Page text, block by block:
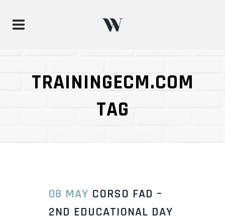
TRAININGECM.COM
TAG
08 MAY CORSO FAD –
2ND EDUCATIONAL DAY